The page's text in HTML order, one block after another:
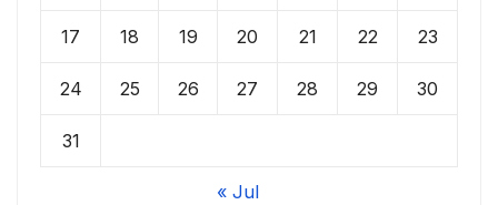
17 18 19 20 21 22 23
24 25 26 27 28 29 30
31
« Jul